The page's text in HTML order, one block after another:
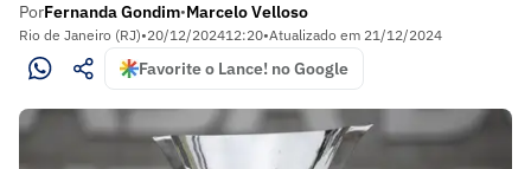
PorFernanda Gondim•Marcelo Velloso
Rio de Janeiro (RJ)•20/12/202412:20•Atualizado em 21/12/2024
Favorite o Lance! no Google